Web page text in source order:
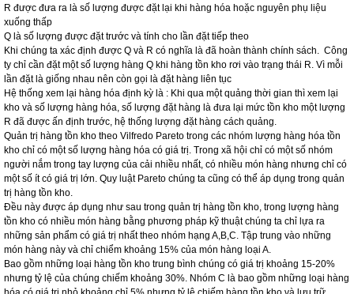
R được đưa ra là số lượng được đặt lại khi hàng hóa hoặc nguyên phụ liệu
xuống thấp
Q là số lượng được đặt trước và tính cho lần đặt tiếp theo
Khi chúng ta xác định được Q và R có nghĩa là đã hoàn thành chính sách. Công
ty chỉ cần đặt một số lượng hàng Q khi hàng tồn kho rơi vào trạng thái R. Vì mỗi
lần đặt là giống nhau nên còn gọi là đặt hàng liên tục
Hệ thống xem lại hàng hóa định kỳ là : Khi qua một quảng thời gian thì xem lại
kho và số lượng hàng hóa, số lượng đặt hàng là đưa lại mức tồn kho một lượng
R đã được ấn định trước, hệ thống lượng đặt hàng cách quảng.
Quản trị hàng tồn kho theo Vilfredo Pareto trong các nhóm lượng hàng hóa tồn
kho chỉ có một số lượng hàng hóa có giá trị. Trong xã hội chỉ có một số nhóm
người nắm trong tay lượng của cải nhiều nhất, có nhiều món hàng nhưng chỉ có
một số ít có giá trị lớn. Quy luật Pareto chúng ta cũng có thể áp dụng trong quản
trị hàng tồn kho.
Đều này được áp dụng như sau trong quản trị hàng tồn kho, trong lượng hàng
tồn kho có nhiều món hàng bằng phương pháp kỹ thuật chúng ta chỉ lựa ra
những sản phẩm có giá trị nhất theo nhóm hạng A,B,C. Tập trung vào những
món hàng này và chỉ chiểm khoảng 15% của món hàng loại A.
Bao gồm những loại hàng tồn kho trung bình chúng có giá trị khoảng 15-20%
nhưng tỷ lệ của chúng chiếm khoảng 30%. Nhóm C là bao gồm những loại hàng